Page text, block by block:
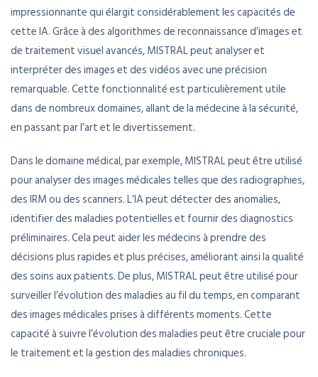
impressionnante qui élargit considérablement les capacités de
cette IA. Grâce à des algorithmes de reconnaissance d’images et
de traitement visuel avancés, MISTRAL peut analyser et
interpréter des images et des vidéos avec une précision
remarquable. Cette fonctionnalité est particulièrement utile
dans de nombreux domaines, allant de la médecine à la sécurité,
en passant par l’art et le divertissement.
Dans le domaine médical, par exemple, MISTRAL peut être utilisé
pour analyser des images médicales telles que des radiographies,
des IRM ou des scanners. L’IA peut détecter des anomalies,
identifier des maladies potentielles et fournir des diagnostics
préliminaires. Cela peut aider les médecins à prendre des
décisions plus rapides et plus précises, améliorant ainsi la qualité
des soins aux patients. De plus, MISTRAL peut être utilisé pour
surveiller l’évolution des maladies au fil du temps, en comparant
des images médicales prises à différents moments. Cette
capacité à suivre l’évolution des maladies peut être cruciale pour
le traitement et la gestion des maladies chroniques.